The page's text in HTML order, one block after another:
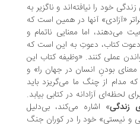
را نیافته‌اند و ناگزیر به
آنها در همین است که
اما معنایی ناتمام و
دعوتِ به این است که
کنند. «وظیفه کتاب این
انسان در جهان را» و
از چنگ ما می‌گریزد باید
آزادانه در کتابی بیابد.
» اشاره می‌کند، بی‌دلیل
خود را در کوران جنگ